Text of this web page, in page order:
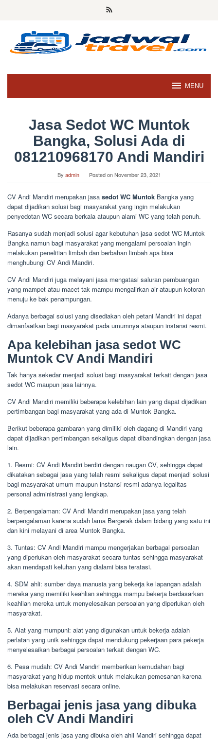
MENU
Jasa Sedot WC Muntok
Bangka, Solusi Ada di
081210968170 Andi Mandiri
By admin Posted onNovember 23, 2021
CV Andi Mandiri merupakan jasa sedot WC Muntok Bangka yang
dapat dijadikan solusi bagi masyarakat yang ingin melakukan
penyedotan WC secara berkala ataupun alami WC yang telah penuh.
Rasanya sudah menjadi solusi agar kebutuhan jasa sedot WC Muntok
Bangka namun bagi masyarakat yang mengalami persoalan ingin
melakukan penelitian limbah dan berbahan limbah apa bisa
menghubungi CV Andi Mandiri.
CV Andi Mandiri juga melayani jasa mengatasi saluran pembuangan
yang mampet atau macet tak mampu mengalirkan air ataupun kotoran
menuju ke bak penampungan.
Adanya berbagai solusi yang disediakan oleh petani Mandiri ini dapat
dimanfaatkan bagi masyarakat pada umumnya ataupun instansi resmi.
Apa kelebihan jasa sedot WC
Muntok CV Andi Mandiri
Tak hanya sekedar menjadi solusi bagi masyarakat terkait dengan jasa
sedot WC maupun jasa lainnya.
CV Andi Mandiri memiliki beberapa kelebihan lain yang dapat dijadikan
pertimbangan bagi masyarakat yang ada di Muntok Bangka.
Berikut beberapa gambaran yang dimiliki oleh dagang di Mandiri yang
dapat dijadikan pertimbangan sekaligus dapat dibandingkan dengan jasa
lain.
1. Resmi: CV Andi Mandiri berdiri dengan naugan CV, sehingga dapat
dikatakan sebagai jasa yang telah resmi sekaligus dapat menjadi solusi
bagi masyarakat umum maupun instansi resmi adanya legalitas
personal administrasi yang lengkap.
2. Berpengalaman: CV Andi Mandiri merupakan jasa yang telah
berpengalaman karena sudah lama Bergerak dalam bidang yang satu ini
dan kini melayani di area Muntok Bangka.
3. Tuntas: CV Andi Mandiri mampu mengerjakan berbagai persoalan
yang diperlukan oleh masyarakat secara tuntas sehingga masyarakat
akan mendapati keluhan yang dialami bisa teratasi.
4. SDM ahli: sumber daya manusia yang bekerja ke lapangan adalah
mereka yang memiliki keahlian sehingga mampu bekerja berdasarkan
keahlian mereka untuk menyelesaikan persoalan yang diperlukan oleh
masyarakat.
5. Alat yang mumpuni: alat yang digunakan untuk bekerja adalah
perlatan yang unik sehingga dapat mendukung pekerjaan para pekerja
menyelesaikan berbagai persoalan terkait dengan WC.
6. Pesa mudah: CV Andi Mandiri memberikan kemudahan bagi
masyarakat yang hidup mentok untuk melakukan pemesanan karena
bisa melakukan reservasi secara online.
Berbagai jenis jasa yang dibuka
oleh CV Andi Mandiri
Ada berbagai jenis jasa yang dibuka oleh ahli Mandiri sehingga dapat